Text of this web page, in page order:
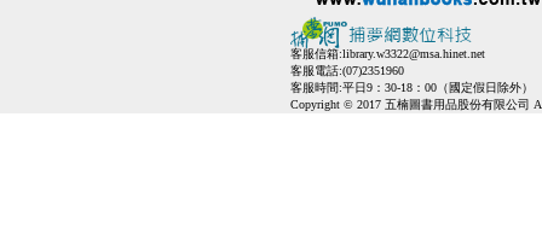
客服信箱:library.w3322@msa.hinet.net
客服電話:(07)2351960
客服時間:平日9：30-18：00（國定假日除外）
Copyright © 2017 五楠圖書用品股份有限公司